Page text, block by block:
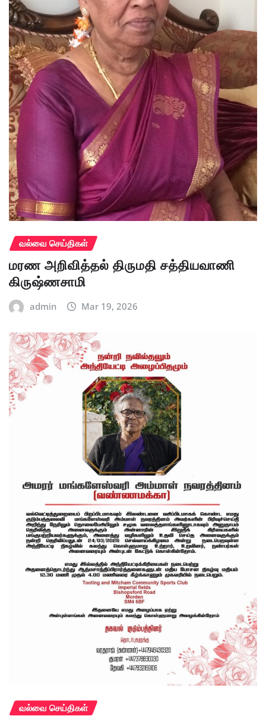
வல்வை செய்திகள்
மரண அறிவித்தல் திருமதி சத்தியவாணி
கிருஷ்ணசாமி
admin Mar 19, 2026
வல்வை செய்திகள்